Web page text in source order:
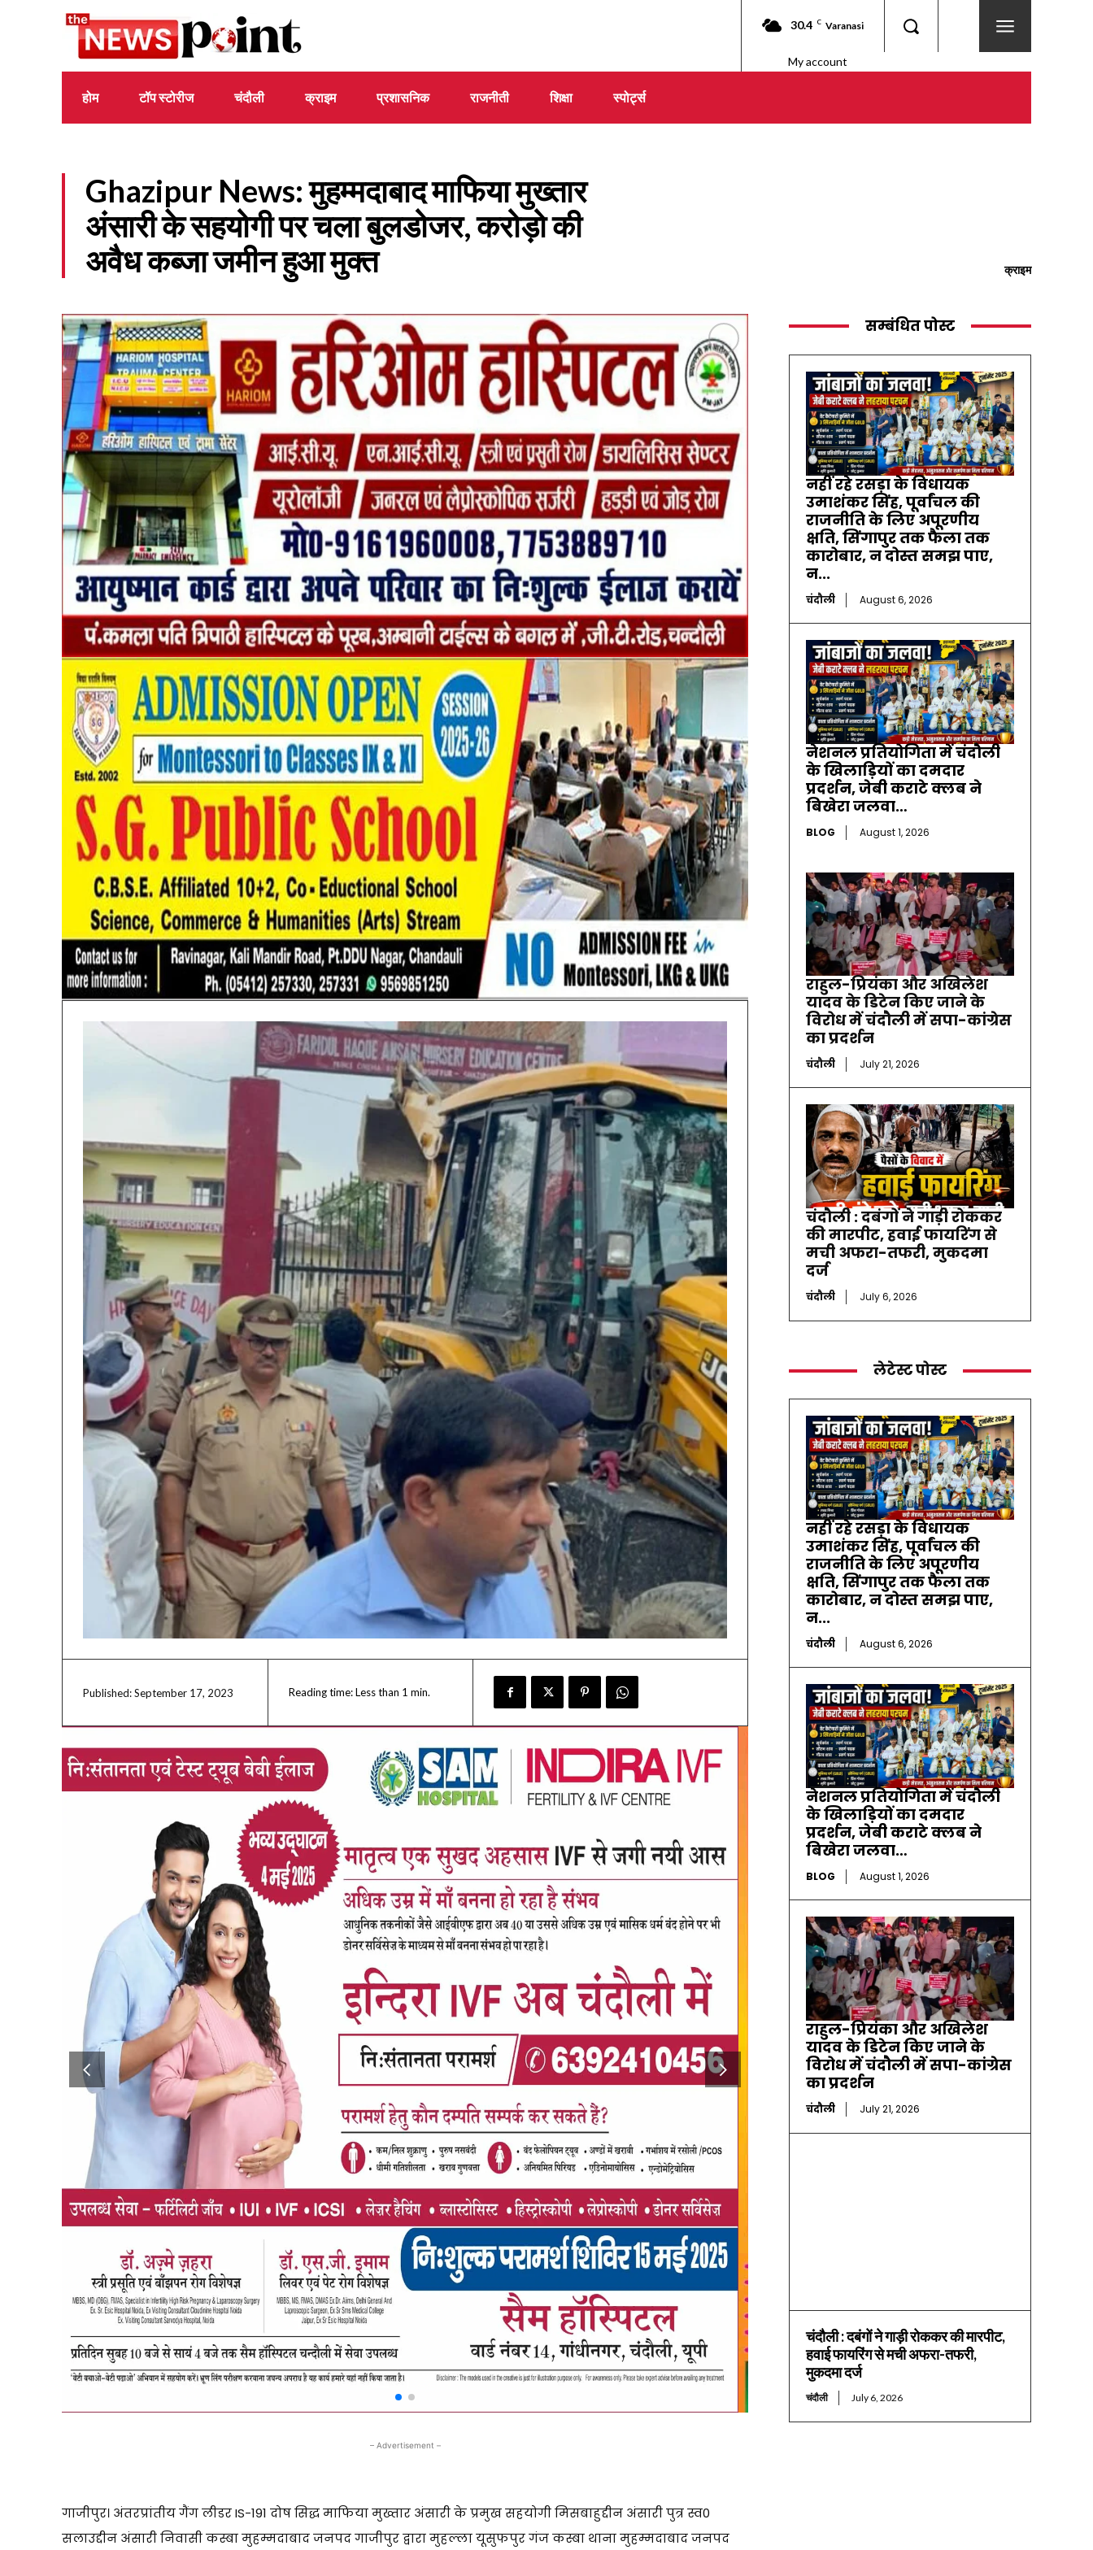
30.4 C Varanasi
My account
होम टॉप स्टोरीज चंदौली क्राइम प्रशासनिक राजनीती शिक्षा स्पोर्ट्स
Ghazipur News: मुहम्मदाबाद माफिया मुख्तार
अंसारी के सहयोगी पर चला बुलडोजर, करोड़ो की
अवैध कब्जा जमीन हुआ मुक्त
क्राइम
Published:September 17, 2023 Reading time:Less than 1 min.
– Advertisement –
गाजीपुर। अंतरप्रांतीय गैंग लीडर IS-191 दोष सिद्ध माफिया मुख्तार अंसारी के प्रमुख सहयोगी मिसबाहुद्दीन अंसारी पुत्र स्व0
सलाउद्दीन अंसारी निवासी कस्बा मुहम्मदाबाद जनपद गाजीपुर द्वारा मुहल्ला यूसुफपुर गंज कस्बा थाना मुहम्मदाबाद जनपद
सम्बंधित पोस्ट
नहीं रहे रसड़ा के विधायक
उमाशंकर सिंह, पूर्वांचल की
राजनीति के लिए अपूरणीय
क्षति, सिंगापुर तक फैला तक
कारोबार, न दोस्त समझ पाए,
न...
चंदौली August 6, 2026
नेशनल प्रतियोगिता में चंदौली
के खिलाड़ियों का दमदार
प्रदर्शन, जेबी कराटे क्लब ने
बिखेरा जलवा…
BLOG August 1, 2026
राहुल-प्रियंका और अखिलेश
यादव के डिटेन किए जाने के
विरोध में चंदौली में सपा-कांग्रेस
का प्रदर्शन
चंदौली July 21, 2026
चंदौली : दबंगों ने गाड़ी रोककर
की मारपीट, हवाई फायरिंग से
मची अफरा-तफरी, मुकदमा
दर्ज
चंदौली July 6, 2026
लेटेस्ट पोस्ट
नहीं रहे रसड़ा के विधायक
उमाशंकर सिंह, पूर्वांचल की
राजनीति के लिए अपूरणीय
क्षति, सिंगापुर तक फैला तक
कारोबार, न दोस्त समझ पाए,
न...
चंदौली August 6, 2026
नेशनल प्रतियोगिता में चंदौली
के खिलाड़ियों का दमदार
प्रदर्शन, जेबी कराटे क्लब ने
बिखेरा जलवा…
BLOG August 1, 2026
राहुल-प्रियंका और अखिलेश
यादव के डिटेन किए जाने के
विरोध में चंदौली में सपा-कांग्रेस
का प्रदर्शन
चंदौली July 21, 2026
चंदौली : दबंगों ने गाड़ी रोककर की मारपीट,
हवाई फायरिंग से मची अफरा-तफरी,
मुकदमा दर्ज
चंदौली July 6, 2026